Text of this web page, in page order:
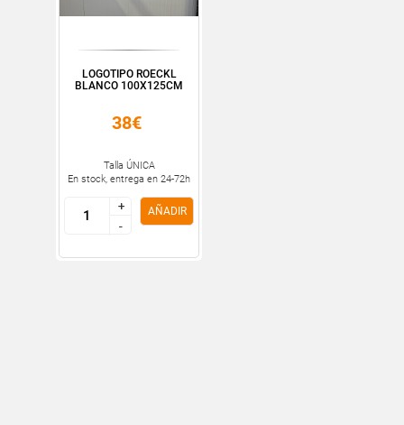
LOGOTIPO ROECKL
BLANCO 100X125CM
38€
Talla ÚNICA
En stock, entrega en 24-72h
+
-
+
-
AÑADIR